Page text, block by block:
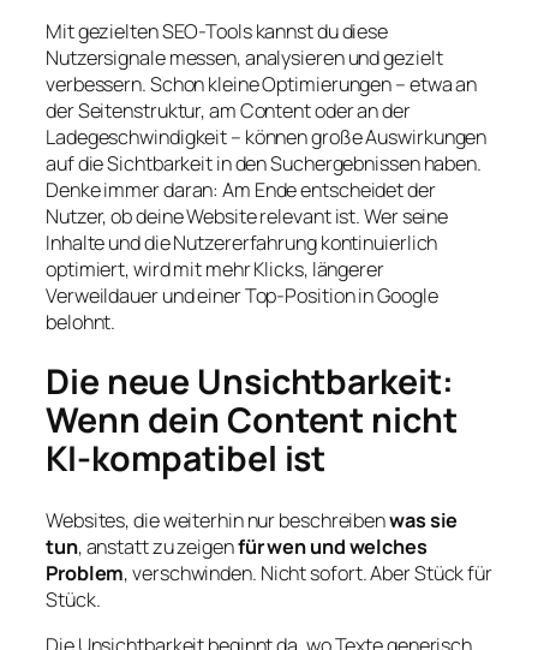
Mit gezielten SEO-Tools kannst du diese
Nutzersignale messen, analysieren und gezielt
verbessern. Schon kleine Optimierungen – etwa an
der Seitenstruktur, am Content oder an der
Ladegeschwindigkeit – können große Auswirkungen
auf die Sichtbarkeit in den Suchergebnissen haben.
Denke immer daran: Am Ende entscheidet der
Nutzer, ob deine Website relevant ist. Wer seine
Inhalte und die Nutzererfahrung kontinuierlich
optimiert, wird mit mehr Klicks, längerer
Verweildauer und einer Top-Position in Google
belohnt.
Die neue Unsichtbarkeit:
Wenn dein Content nicht
KI-kompatibel ist
Websites, die weiterhin nur beschreibenwas sie
tun, anstatt zu zeigenfür wen und welches
Problem, verschwinden. Nicht sofort. Aber Stück für
Stück.